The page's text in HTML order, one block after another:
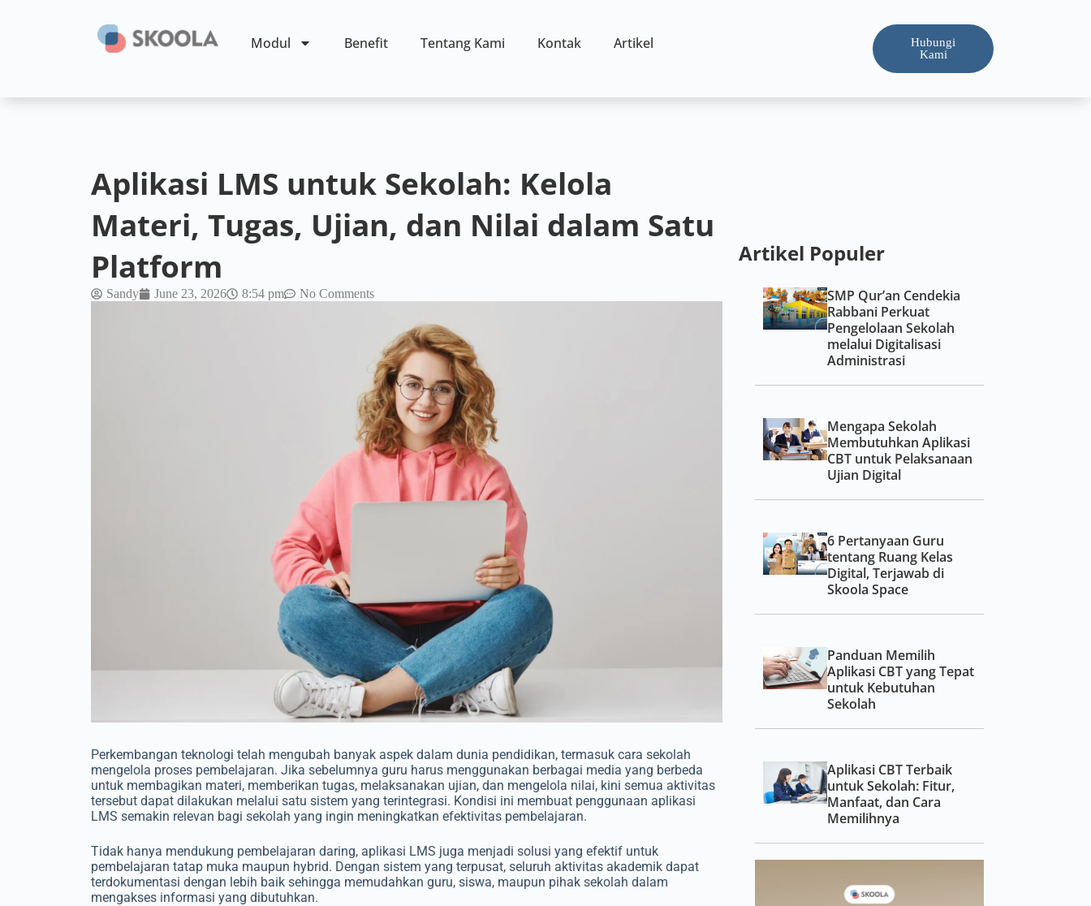
Modul Benefit Tentang Kami Kontak Artikel
Hubungi
Kami
Aplikasi LMS untuk Sekolah: Kelola
Materi, Tugas, Ujian, dan Nilai dalam Satu
Platform
Sandy June 23, 2026 8:54 pm No Comments
Perkembangan teknologi telah mengubah banyak aspek dalam dunia pendidikan, termasuk cara sekolah
mengelola proses pembelajaran. Jika sebelumnya guru harus menggunakan berbagai media yang berbeda
untuk membagikan materi, memberikan tugas, melaksanakan ujian, dan mengelola nilai, kini semua aktivitas
tersebut dapat dilakukan melalui satu sistem yang terintegrasi. Kondisi ini membuat penggunaan aplikasi
LMS semakin relevan bagi sekolah yang ingin meningkatkan efektivitas pembelajaran.
Tidak hanya mendukung pembelajaran daring, aplikasi LMS juga menjadi solusi yang efektif untuk
pembelajaran tatap muka maupun hybrid. Dengan sistem yang terpusat, seluruh aktivitas akademik dapat
terdokumentasi dengan lebih baik sehingga memudahkan guru, siswa, maupun pihak sekolah dalam
mengakses informasi yang dibutuhkan.
Artikel Populer
SMP Qur’an Cendekia
Rabbani Perkuat
Pengelolaan Sekolah
melalui Digitalisasi
Administrasi
Mengapa Sekolah
Membutuhkan Aplikasi
CBT untuk Pelaksanaan
Ujian Digital
6 Pertanyaan Guru
tentang Ruang Kelas
Digital, Terjawab di
Skoola Space
Panduan Memilih
Aplikasi CBT yang Tepat
untuk Kebutuhan
Sekolah
Aplikasi CBT Terbaik
untuk Sekolah: Fitur,
Manfaat, dan Cara
Memilihnya